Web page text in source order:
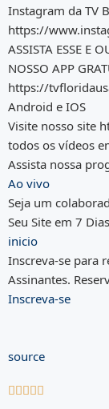
Instagram da TV
https://
ASSISTA ESSE E
NOSSO APP
https://
Android e IOS
Visite nosso site
todos os vídeos
Assista nossa
Ao vivo
Seja um
Seu Site em 7
inicio
Inscreva-se para
Assinantes.
Inscreva-se
source
    